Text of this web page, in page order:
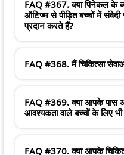
FAQ #367. क्या पिनेकल के
ऑटिज्म से पीड़ित बच्चों में
प्रदान करते हैं?
FAQ #368. मैं चिकित्सा
FAQ #369. क्या आपके पास
आवश्यकता वाले बच्चों के लिए भी
FAQ #370. क्या आपके